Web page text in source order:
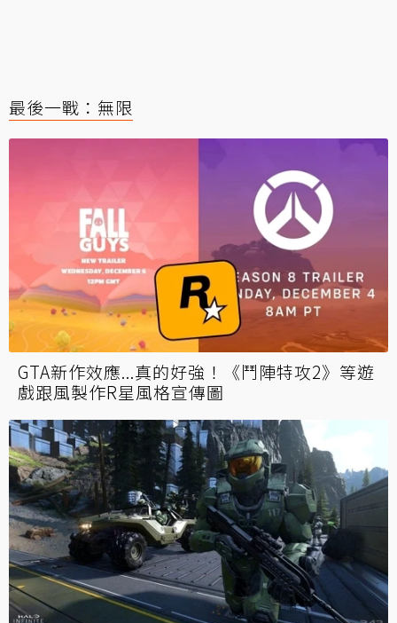
最後一戰：無限
GTA新作效應...真的好強！《鬥陣特攻2》等遊
戲跟風製作R星風格宣傳圖